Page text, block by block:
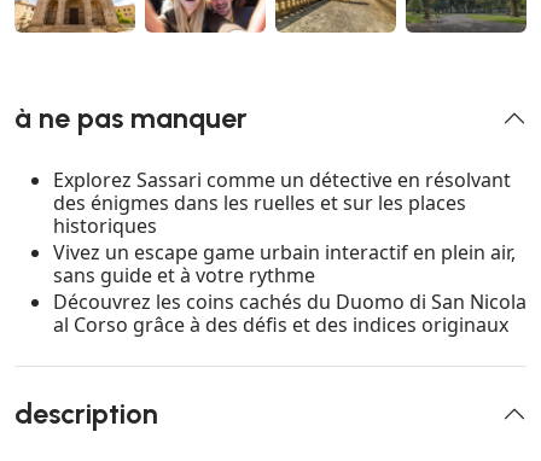
à ne pas manquer
Explorez Sassari comme un détective en résolvant
des énigmes dans les ruelles et sur les places
historiques
Vivez un escape game urbain interactif en plein air,
sans guide et à votre rythme
Découvrez les coins cachés du Duomo di San Nicola
al Corso grâce à des défis et des indices originaux
description